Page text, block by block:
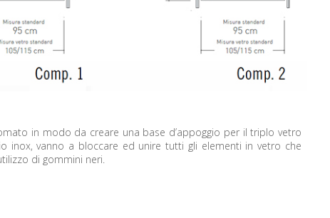
in modo da creare una base d’appoggio per il triplo vetro
inox, vanno a bloccare ed unire tutti gli elementi in vetro che
di gommini neri.